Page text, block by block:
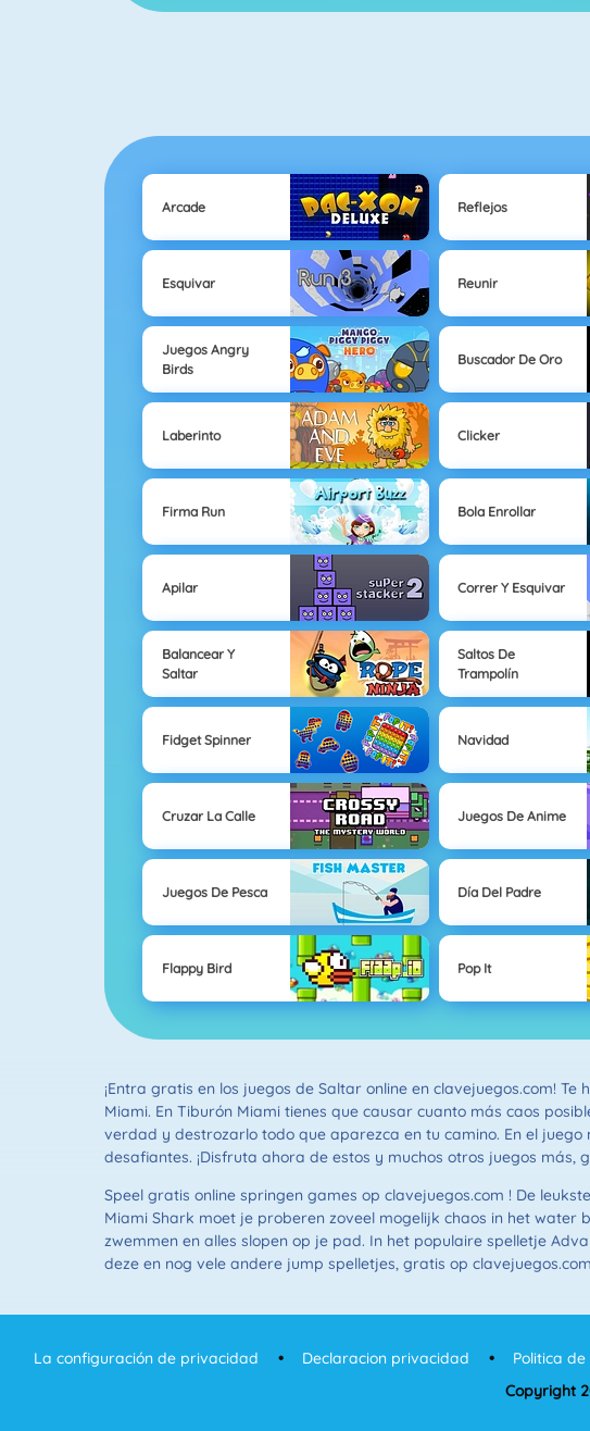
Arcade Reflejos
Esquivar Reunir
Juegos Angry
Birds
Buscador De Oro
Laberinto Clicker
Firma Run Bola Enrollar
Apilar Correr Y Esquivar
Balancear Y
Saltar
Saltos De
Trampolín
Fidget Spinner Navidad
Cruzar La Calle Juegos De Anime
Juegos De Pesca Día Del Padre
Flappy Bird Pop It
¡Entra gratis en los juegos de Saltar online en clavejuegos.com!
Miami. En Tiburón Miami tienes que causar cuanto más caos
verdad y destrozarlo todo que aparezca en tu camino. En el
desafiantes. ¡Disfruta ahora de estos y muchos otros juegos más,
Speel gratis online springen games op clavejuegos.com ! De
Miami Shark moet je proberen zoveel mogelijk chaos in het
zwemmen en alles slopen op je pad. In het populaire spelletje
deze en nog vele andere jump spelletjes, gratis op
La configuración de privacidad Declaracion privacidad Politica de
Copyright